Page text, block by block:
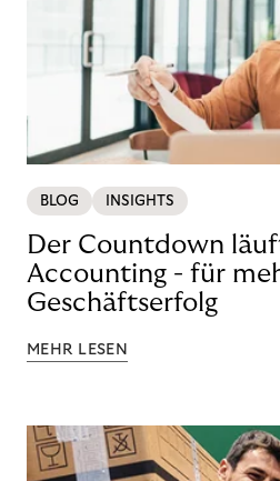
BLOG INSIGHTS
Der Countdown
Accounting - für
Geschäftserfolg
MEHR LESEN